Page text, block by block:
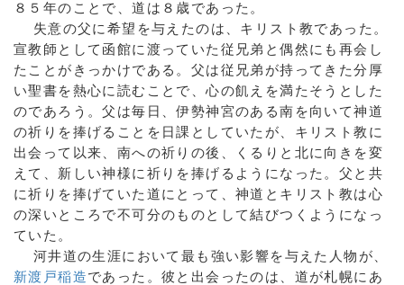
８５年のことで、道は８歳であった。
失意の父に希望を与えたのは、キリスト教であった。
宣教師として函館に渡っていた従兄弟と偶然にも再会し
たことがきっかけである。父は従兄弟が持ってきた分厚
い聖書を熱心に読むことで、心の飢えを満たそうとした
のであろう。父は毎日、伊勢神宮のある南を向いて神道
の祈りを捧げることを日課としていたが、キリスト教に
出会って以来、南への祈りの後、くるりと北に向きを変
えて、新しい神様に祈りを捧げるようになった。父と共
に祈りを捧げていた道にとって、神道とキリスト教は心
の深いところで不可分のものとして結びつくようになっ
ていた。
河井道の生涯において最も強い影響を与えた人物が、
新渡戸稲造であった。彼と出会ったのは、道が札幌にあ